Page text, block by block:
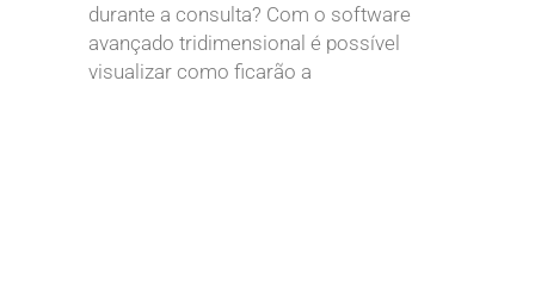
durante a consulta? Com o software
avançado tridimensional é possível
visualizar como ficarão a